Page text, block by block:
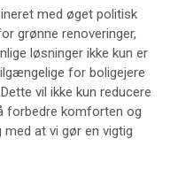
med øget politisk
grønne renoveringer,
løsninger ikke kun er
for boligejere
vil ikke kun reducere
forbedre komforten og
at vi gør en vigtig